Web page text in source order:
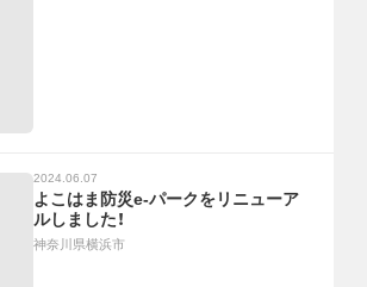
2024.06.07
よこはま防災e-パークをリニューア
ルしました！
神奈川県横浜市